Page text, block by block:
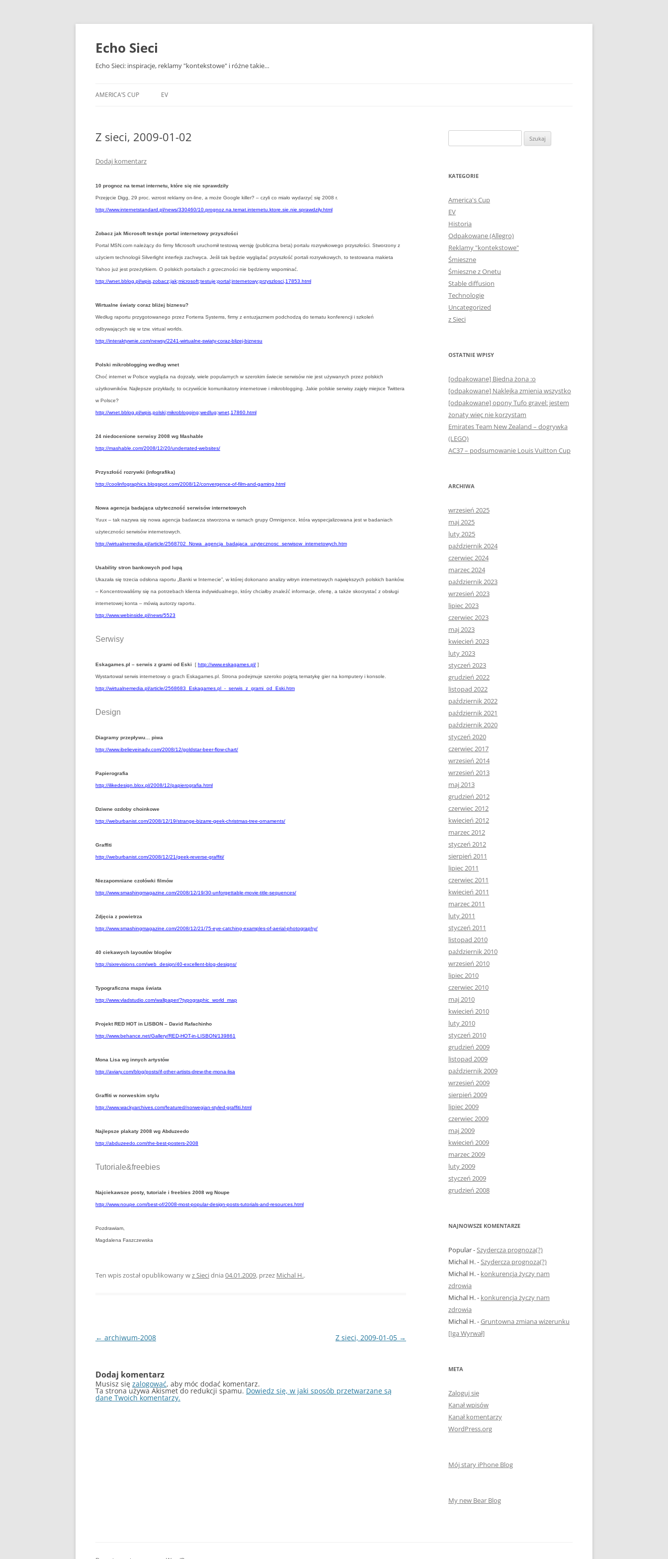
Przejdź
treści
Echo Sieci
Echo Sieci: inspiracje, reklamy "kontekstowe" i różne takie…
AMERICA’S CUP EV
Z sieci, 2009-01-02
Dodaj komentarz
10 prognoz na temat internetu, które się nie sprawdziły
Przejęcie Digg, 29 proc. wzrost reklamy on-line, a może Google killer? – czyli co miało wydarzyć się 2008 r.
http://www.internetstandard.pl/news/330460/10.prognoz.na.temat.internetu.ktore.sie.nie.sprawdzily.html
Zobacz jak Microsoft testuje portal internetowy przyszłości
Portal MSN.com należący do firmy Microsoft uruchomił testową wersję (publiczna beta) portalu rozrywkowego przyszłości. Stworzony z
użyciem technologii Silverlight interfejs zachwyca. Jeśli tak będzie wyglądać przyszłość portali rozrywkowych, to testowana makieta
Yahoo już jest przeżytkiem. O polskich portalach z grzeczności nie będziemy wspominać.
http://wnet.bblog.pl/wpis,zobacz;jak;microsoft;testuje;portal;internetowy;przyszlosci,17853.html
Wirtualne światy coraz bliżej biznesu?
Według raportu przygotowanego przez Forterra Systems, firmy z entuzjazmem podchodzą do tematu konferencji i szkoleń
odbywających się w tzw. virtual worlds.
http://interaktywnie.com/newsy/2241-wirtualne-swiaty-coraz-blizej-biznesu
Polski mikroblogging według wnet
Choć internet w Polsce wygląda na dojrzały, wiele popularnych w szerokim świecie serwisów nie jest używanych przez polskich
użytkowników. Najlepsze przykłady, to oczywiście komunikatory internetowe i mikroblogging. Jakie polskie serwisy zajęły miejsce Twittera
w Polsce?
http://wnet.bblog.pl/wpis,polski;mikroblogging;wedlug;wnet,17860.html
24 niedocenione serwisy 2008 wg Mashable
http://mashable.com/2008/12/20/underrated-websites/
Przyszłość rozrywki (infografika)
http://coolinfographics.blogspot.com/2008/12/convergence-of-film-and-gaming.html
Nowa agencja badająca użyteczność serwisów internetowych
Yuux – tak nazywa się nowa agencja badawcza stworzona w ramach grupy Omnigence, która wyspecjalizowana jest w badaniach
użyteczności serwisów internetowych.
http://wirtualnemedia.pl/article/2568702_Nowa_agencja_badajaca_uzytecznosc_serwisow_internetowych.htm
Usability stron bankowych pod lupą
Ukazała się trzecia odsłona raportu „Banki w Internecie”, w której dokonano analizy witryn internetowych największych polskich banków.
– Koncentrowaliśmy się na potrzebach klienta indywidualnego, który chciałby znaleźć informacje, ofertę, a także skorzystać z obsługi
internetowej konta – mówią autorzy raportu.
http://www.webinside.pl/news/5523
Serwisy
Eskagames.pl – serwis z grami od Eski [ http://www.eskagames.pl/ ]
Wystartował serwis internetowy o grach Eskagames.pl. Strona podejmuje szeroko pojętą tematykę gier na komputery i konsole.
http://wirtualnemedia.pl/article/2568683_Eskagames.pl_-_serwis_z_grami_od_Eski.htm
Design
Diagramy przepływu… piwa
http://www.ibelieveinadv.com/2008/12/goldstar-beer-flow-chart/
Papierografia
http://ilikedesign.blox.pl/2008/12/papierografia.html
Dziwne ozdoby choinkowe
http://weburbanist.com/2008/12/19/strange-bizarre-geek-christmas-tree-ornaments/
Graffiti
http://weburbanist.com/2008/12/21/geek-reverse-graffiti/
Niezapomniane czołówki filmów
http://www.smashingmagazine.com/2008/12/19/30-unforgettable-movie-title-sequences/
Zdjęcia z powietrza
http://www.smashingmagazine.com/2008/12/21/75-eye-catching-examples-of-aerial-photography/
40 ciekawych layoutów blogów
http://sixrevisions.com/web_design/40-excellent-blog-designs/
Typograficzna mapa świata
http://www.vladstudio.com/wallpaper/?typographic_world_map
Projekt RED HOT in LISBON – David Rafachinho
http://www.behance.net/Gallery/RED-HOT-in-LISBON/139861
Mona Lisa wg innych artystów
http://aviary.com/blog/posts/if-other-artists-drew-the-mona-lisa
Graffiti w norweskim stylu
http://www.wackyarchives.com/featured/norwegian-styled-graffiti.html
Najlepsze plakaty 2008 wg Abduzeedo
http://abduzeedo.com/the-best-posters-2008
Tutoriale&freebies
Najciekawsze posty, tutoriale i freebies 2008 wg Noupe
http://www.noupe.com/best-of/2008-most-popular-design-posts-tutorials-and-resources.html
Pozdrawiam,
Magdalena Faszczewska
Ten wpis został opublikowany wz Siecidnia 04.01.2009, przez Michal H..
Nawigacja
← archiwum-2008 Z sieci, 2009-01-05 →
Dodaj komentarz
Musisz się zalogować, aby móc dodać komentarz.
Ta strona używa Akismet do redukcji spamu. Dowiedz się, w jaki sposób przetwarzane są
dane Twoich komentarzy.
KATEGORIE
America's Cup
EV
Historia
Odpakowane (Allegro)
Reklamy "kontekstowe"
Śmieszne
Śmieszne z Onetu
Stable diffusion
Technologie
Uncategorized
z Sieci
OSTATNIE WPISY
[odpakowane] Biedna żona :o
[odpakowane] Naklejka zmienia wszystko
[odpakowane] opony Tufo gravel: jestem
żonaty więc nie korzystam
Emirates Team New Zealand – dogrywka
(LEGO)
AC37 – podsumowanie Louis Vuitton Cup
ARCHIWA
wrzesień 2025
maj 2025
luty 2025
październik 2024
czerwiec 2024
marzec 2024
październik 2023
wrzesień 2023
lipiec 2023
czerwiec 2023
maj 2023
kwiecień 2023
luty 2023
styczeń 2023
grudzień 2022
listopad 2022
październik 2022
październik 2021
październik 2020
styczeń 2020
czerwiec 2017
wrzesień 2014
wrzesień 2013
maj 2013
grudzień 2012
czerwiec 2012
kwiecień 2012
marzec 2012
styczeń 2012
sierpień 2011
lipiec 2011
czerwiec 2011
kwiecień 2011
marzec 2011
luty 2011
styczeń 2011
listopad 2010
październik 2010
wrzesień 2010
lipiec 2010
czerwiec 2010
maj 2010
kwiecień 2010
luty 2010
styczeń 2010
grudzień 2009
listopad 2009
październik 2009
wrzesień 2009
sierpień 2009
lipiec 2009
czerwiec 2009
maj 2009
kwiecień 2009
marzec 2009
luty 2009
styczeń 2009
grudzień 2008
NAJNOWSZE KOMENTARZE
Popular-Szydercza prognoza(?)
Michal H.-Szydercza prognoza(?)
Michal H.- konkurencja życzy nam
zdrowia
Michal H.- konkurencja życzy nam
zdrowia
Michal H.-Gruntowna zmiana wizerunku
[Iga Wyrwał]
META
Zaloguj się
Kanał wpisów
Kanał komentarzy
WordPress.org
Mój stary iPhone Blog
My new Bear Blog